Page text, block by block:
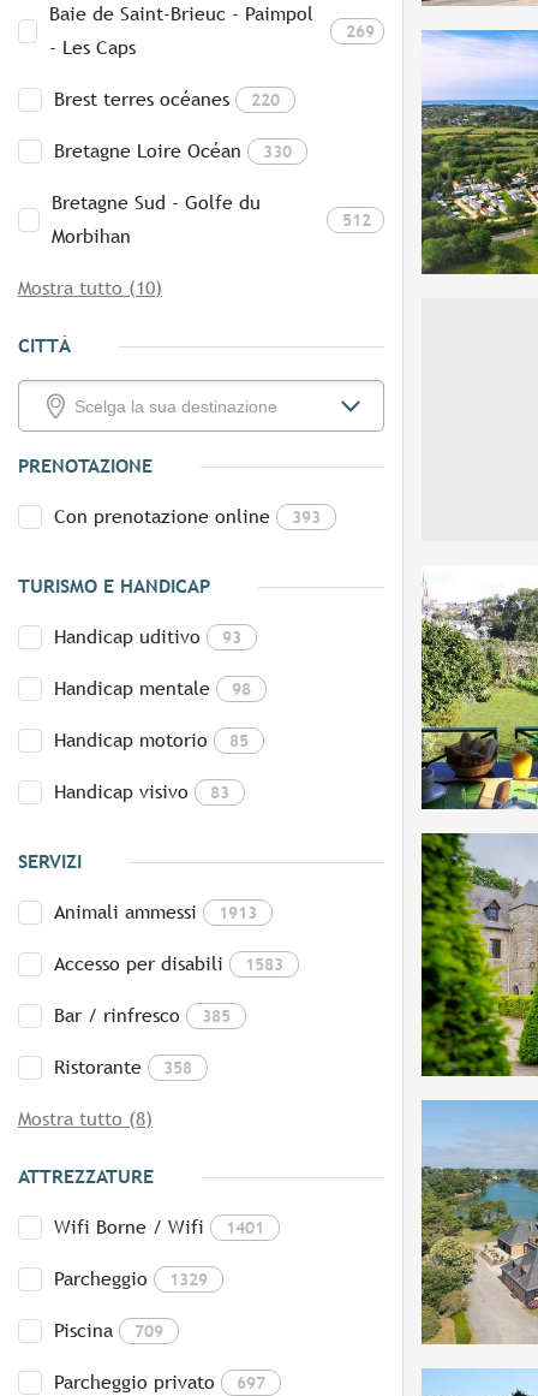
Baie de Saint-Brieuc - Paimpol
- Les Caps
269
Brest terres océanes 220
Bretagne Loire Océan 330
Bretagne Sud - Golfe du
Morbihan
512
Mostra tutto (10)
CITTÀ
PRENOTAZIONE
Con prenotazione online 393
TURISMO E HANDICAP
Handicap uditivo 93
Handicap mentale 98
Handicap motorio 85
Handicap visivo 83
SERVIZI
Animali ammessi 1913
Accesso per disabili 1583
Bar / rinfresco 385
Ristorante 358
Mostra tutto (8)
ATTREZZATURE
Wifi Borne / Wifi 1401
Parcheggio 1329
Piscina 709
Parcheggio privato 697